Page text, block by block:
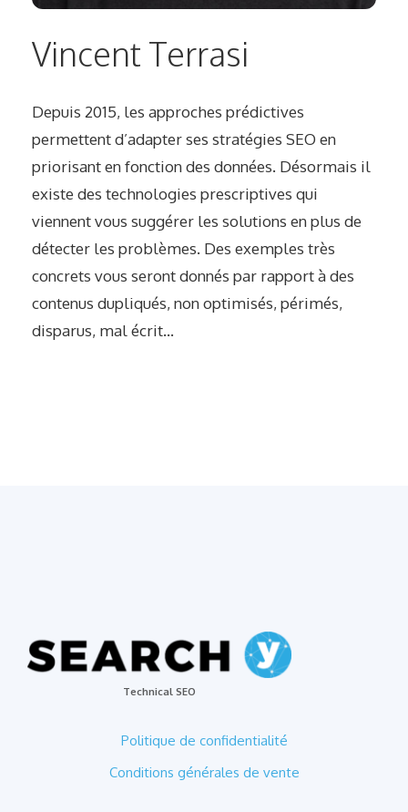
Vincent Terrasi
Depuis 2015, les approches prédictives
permettent d’adapter ses stratégies SEO en
priorisant en fonction des données. Désormais il
existe des technologies prescriptives qui
viennent vous suggérer les solutions en plus de
détecter les problèmes. Des exemples très
concrets vous seront donnés par rapport à des
contenus dupliqués, non optimisés, périmés,
disparus, mal écrit…
Technical SEO
Politique de confidentialité
Conditions générales de vente